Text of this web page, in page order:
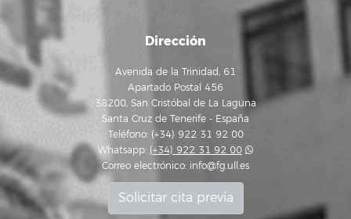
Dirección
Avenida de la Trinidad, 61
Apartado Postal 456
38200, San Cristóbal de La Laguna
Santa Cruz de Tenerife - España
Teléfono: (+34) 922 31 92 00
Whatsapp: (+34) 922 31 92 00
Correo electrónico: info@fg.ull.es
Solicitar cita previa